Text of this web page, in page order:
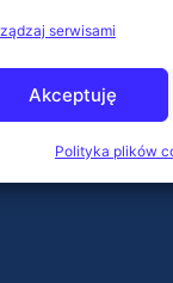
serwisami
Akceptuję
Polityka plików